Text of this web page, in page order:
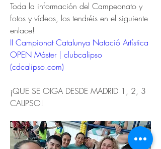
Toda la información del Campeonato y
fotos y vídeos, los tendréis en el siguiente
enlace!
II Campionat Catalunya Natació Artística
OPEN Màster | clubcalipso
(cdcalipso.com)
¡QUE SE OIGA DESDE MADRID 1, 2, 3
CALIPSO!